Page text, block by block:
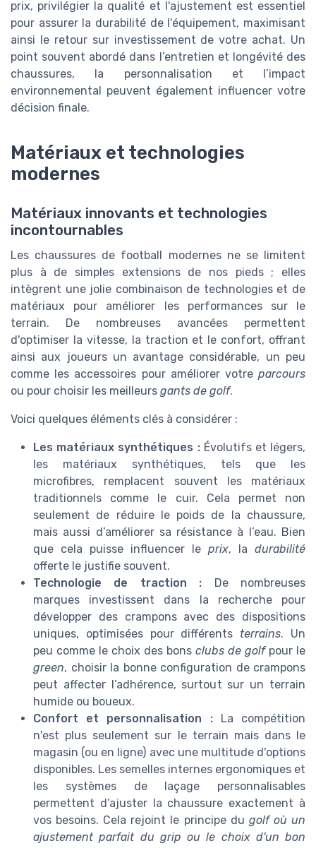
prix, privilégier la qualité et l'ajustement est essentiel
pour assurer la durabilité de l'équipement, maximisant
ainsi le retour sur investissement de votre achat. Un
point souvent abordé dans l’entretien et longévité des
chaussures, la personnalisation et l’impact
environnemental peuvent également influencer votre
décision finale.
Matériaux et technologies
modernes
Matériaux innovants et technologies
incontournables
Les chaussures de football modernes ne se limitent
plus à de simples extensions de nos pieds ; elles
intègrent une jolie combinaison de technologies et de
matériaux pour améliorer les performances sur le
terrain. De nombreuses avancées permettent
d'optimiser la vitesse, la traction et le confort, offrant
ainsi aux joueurs un avantage considérable, un peu
comme les accessoires pour améliorer votre parcours
ou pour choisir les meilleurs gants de golf.
Voici quelques éléments clés à considérer :
Les matériaux synthétiques : Évolutifs et légers,
les matériaux synthétiques, tels que les
microfibres, remplacent souvent les matériaux
traditionnels comme le cuir. Cela permet non
seulement de réduire le poids de la chaussure,
mais aussi d’améliorer sa résistance à l’eau. Bien
que cela puisse influencer le prix, la durabilité
offerte le justifie souvent.
Technologie de traction : De nombreuses
marques investissent dans la recherche pour
développer des crampons avec des dispositions
uniques, optimisées pour différents terrains. Un
peu comme le choix des bons clubs de golfpour le
green, choisir la bonne configuration de crampons
peut affecter l’adhérence, surtout sur un terrain
humide ou boueux.
Confort et personnalisation : La compétition
n'est plus seulement sur le terrain mais dans le
magasin (ou en ligne) avec une multitude d'options
disponibles. Les semelles internes ergonomiques et
les systèmes de laçage personnalisables
permettent d’ajuster la chaussure exactement à
vos besoins. Cela rejoint le principe du golfoù un
ajustement parfait du grip ou le choix d'un bon